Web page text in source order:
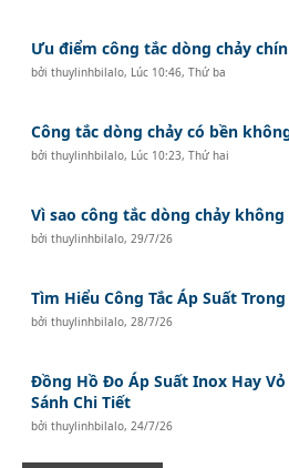
Ưu điểm công tắc dòng chảy
bởithuylinhbilalo, Lúc 10:46, Thứ ba
Công tắc dòng chảy có bền
bởithuylinhbilalo, Lúc 10:23, Thứ hai
Vì sao công tắc dòng chảy
bởithuylinhbilalo, 29/7/26
Tìm Hiểu Công Tắc Áp Suất
bởithuylinhbilalo, 28/7/26
Đồng Hồ Đo Áp Suất Inox Hay Vỏ
Sánh Chi Tiết
bởithuylinhbilalo, 24/7/26